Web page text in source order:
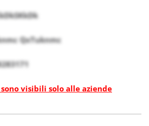
QxTuknmc
visibili solo alle aziende